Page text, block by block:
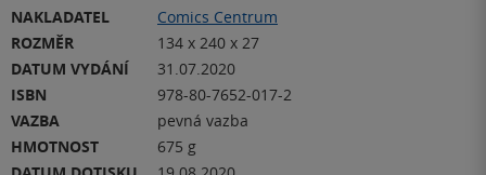
NAKLADATEL
Comics Centrum
ROZMĚR
134 x 240 x 27
DATUM VYDÁNÍ
31.07.2020
ISBN
978-80-7652-017-2
VAZBA
pevná vazba
HMOTNOST
675 g